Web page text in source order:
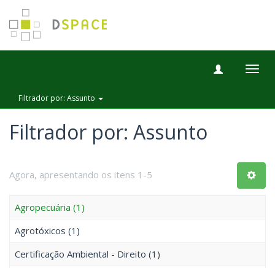
Filtrador por: Assunto
Filtrador por: Assunto
Agora, apresentando os itens 1-5
Agropecuária (1)
Agrotóxicos (1)
Certificação Ambiental - Direito (1)